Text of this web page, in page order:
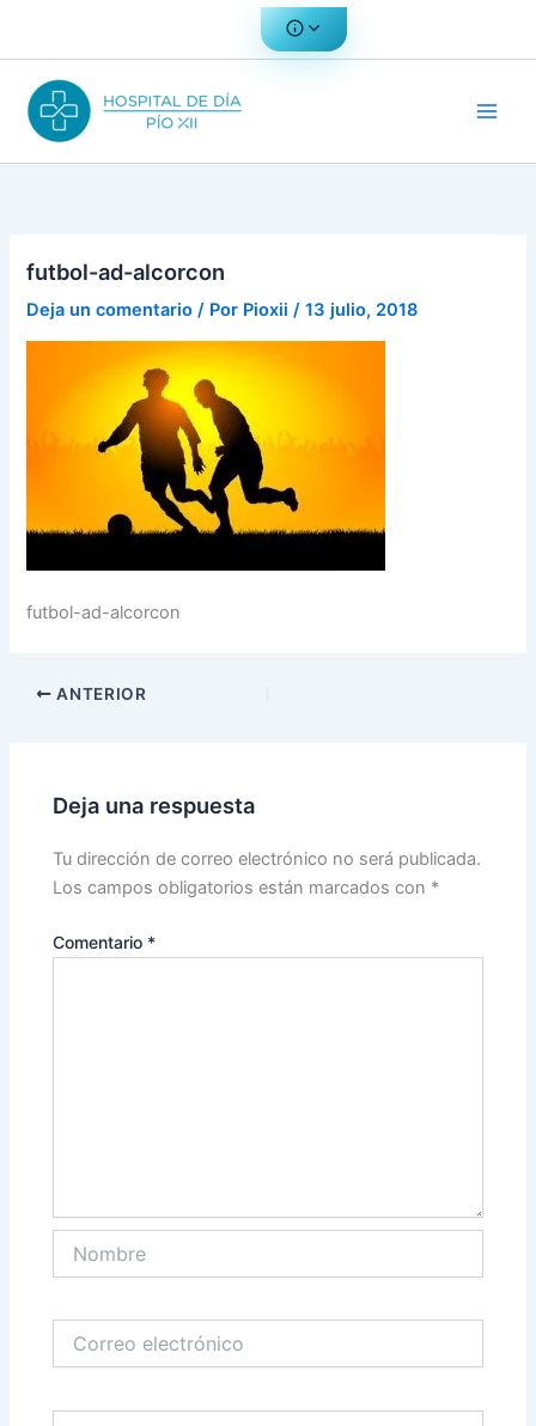
futbol-ad-alcorcon
Deja un comentario / Por Pioxii/13 julio, 2018
futbol-ad-alcorcon
ANTERIOR
Deja una respuesta
Tu dirección de correo electrónico no será publicada.
Los campos obligatorios están marcados con *
Comentario *
electrónico